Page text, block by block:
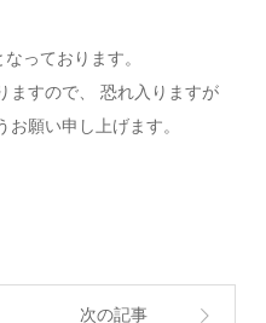
なっております。
ますので、 恐れ入りますが
願い申し上げます。
次の記事